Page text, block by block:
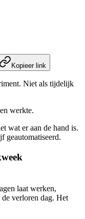
Kopieer link
Niet als tijdelijk
werkte.
wat er aan de hand is.
geautomatiseerd.
laat werken,
verloren dag. Het